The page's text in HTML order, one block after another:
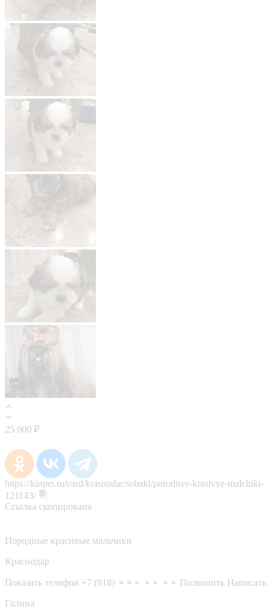
25 000 ₽
https://kinpet.ru/card/krasnodar/sobaki/porodnye-krasivye-malchiki-
121143/
Ссылка скопирована
Породные красивые мальчики
Краснодар
Показать телефон +7 (918) ⚬⚬⚬ ⚬⚬ ⚬⚬ Позвонить Написать
Галина